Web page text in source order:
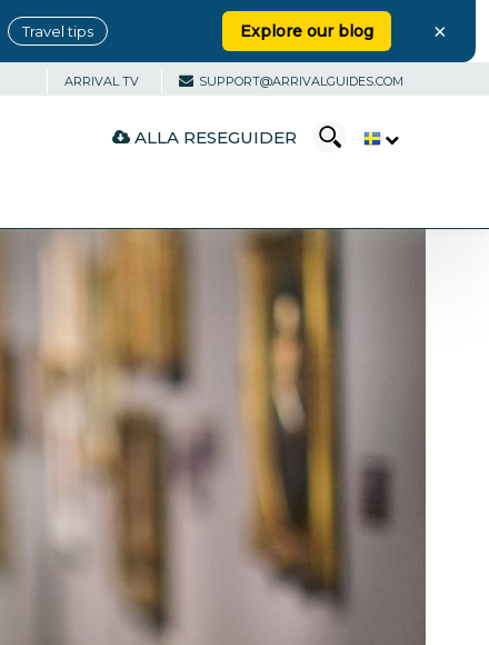
Travel tips Explore our blog ×
ARRIVAL TV SUPPORT@ARRIVALGUIDES.COM
ALLA RESEGUIDER